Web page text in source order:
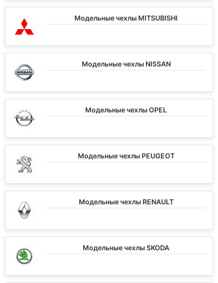
Модельные чехлы MITSUBISHI
Модельные чехлы NISSAN
Модельные чехлы OPEL
Модельные чехлы PEUGEOT
Модельные чехлы RENAULT
Модельные чехлы SKODA